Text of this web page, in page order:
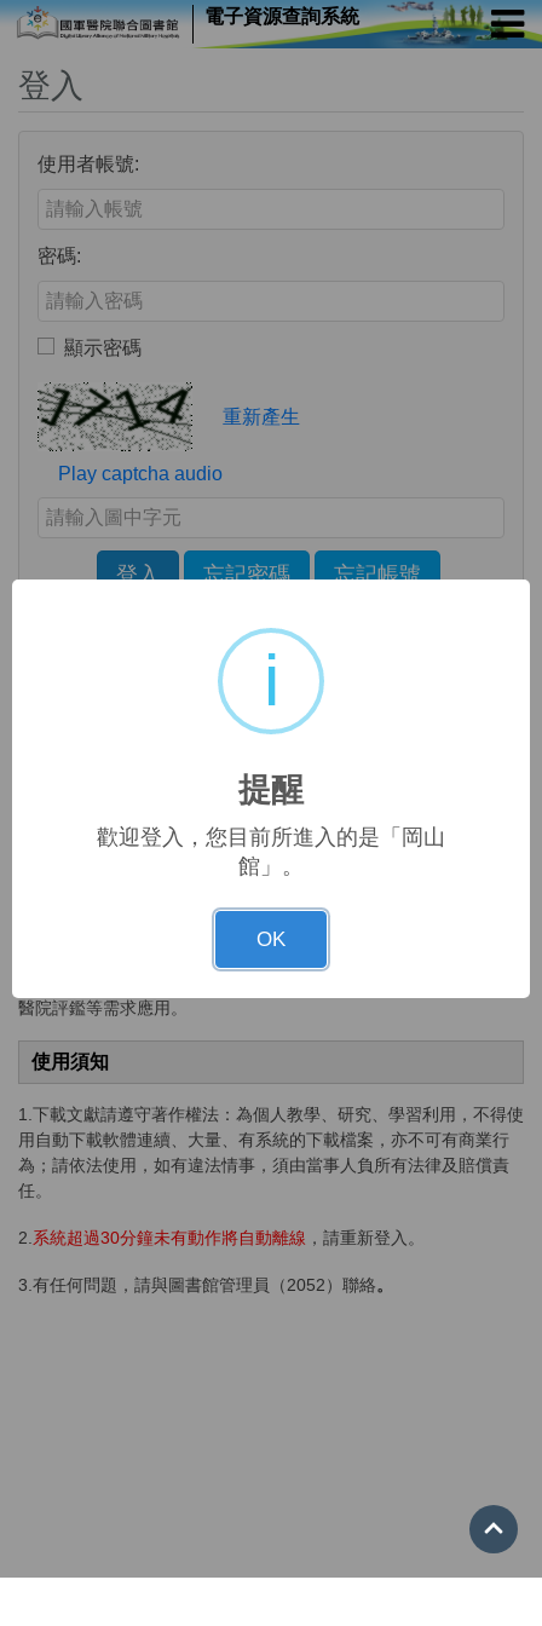
電子資源查詢系統
登入
使用者帳號:
Enter your username or email address
密碼:
Enter your password
顯示密碼
Toggle to show or hide your password
Verification Code
重新產生
Play captcha audio
Enter the characters shown in the image above
登入 忘記密碼 忘記帳號
國軍醫院聯合圖書館岡山館 登入說明
公用帳號(逕洽圖書館) 限院內IP連線使用
帳號密碼若在10分鐘內輸錯3次，系統會鎖住，10分鐘後才能繼續使
申請帳號請點選頁面右上方「註冊」
醫院評鑑等需求應用。
使用須知
1.下載文獻請遵守著作權法：為個人教學、研究、學習利用，不得使
用自動下載軟體連續、大量、有系統的下載檔案，亦不可有商業行
為；請依法使用，如有違法情事，須由當事人負所有法律及賠償責
任。
2. 系統超過30分鐘未有動作將自動離線 ，請重新登入。
3.有任何問題，請與圖書館管理員（2052）聯絡。
i
提醒
歡迎登入，您目前所進入的是「岡山
館」。
OK